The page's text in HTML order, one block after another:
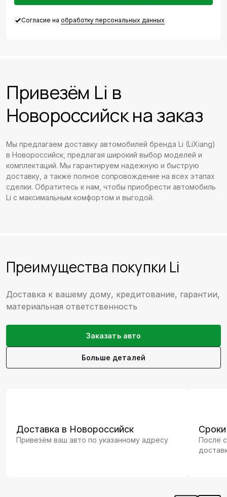
Согласие на обработку персональных данных
Привезём Li в
Новороссийск на заказ
Мы предлагаем доставку автомобилей бренда Li (LiXiang)
в Новороссийск, предлагая широкий выбор моделей и
комплектаций. Мы гарантируем надежную и быструю
доставку, а также полное сопровождение на всех этапах
сделки. Обратитесь к нам, чтобы приобрести автомобиль
Li с максимальным комфортом и выгодой.
Преимущества покупки Li
Доставка к вашему дому, кредитование, гарантии,
материальная ответственность
Заказать авто
Больше деталей
Доставка в Новороссийск
Привезём ваш авто по указанному адресу
После